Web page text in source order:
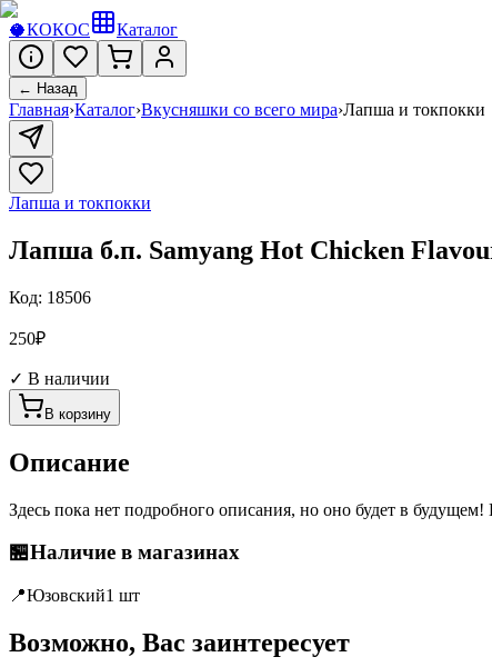
🥥КОКОС Каталог
← Назад
Главная›Каталог›Вкусняшки со всего мира›Лапша и токпокки
Лапша и токпокки
Лапша б.п. Samyang Hot Chicken
Код: 18506
250₽
✓ В наличии
В корзину
Описание
Здесь пока нет подробного описания, но оно будет в
🏪Наличие в магазинах
📍Юзовский1 шт
Возможно, Вас заинтересует